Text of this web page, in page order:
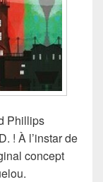
Phillips
! À l’instar de
concept